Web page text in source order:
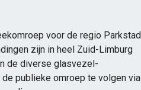
voor de regio Parkstad
zijn in heel Zuid-Limburg
de diverse glasvezel-
publieke omroep te volgen via